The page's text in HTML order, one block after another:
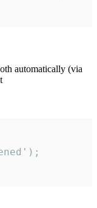
automatically (via